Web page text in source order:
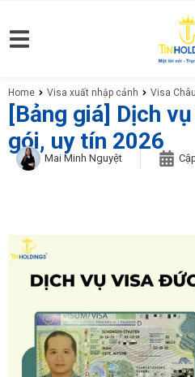
You are here:
Home Visa xuất nhập cảnh Visa
[Bảng giá] Dịch
gói, uy tín 2026
Mai Minh Nguyệt